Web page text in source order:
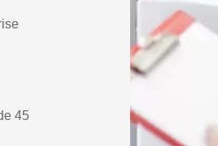
45